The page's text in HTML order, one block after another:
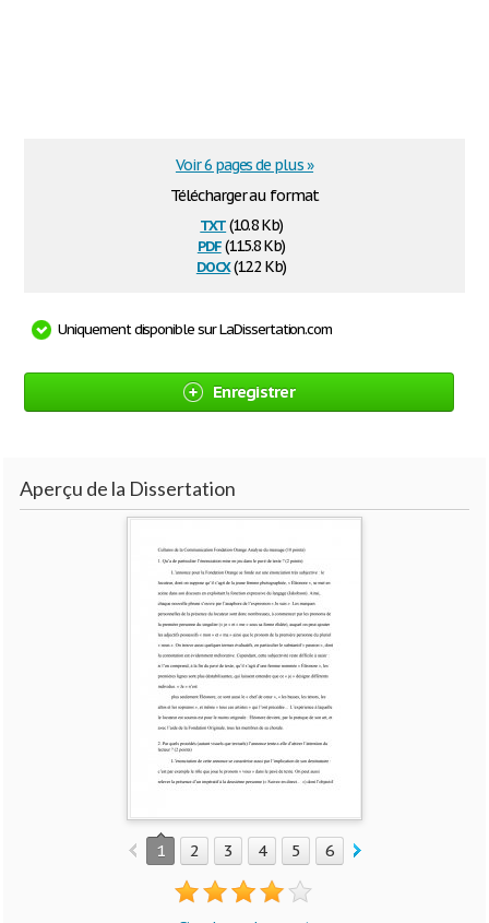
Télécharger au format
txt(10.8 Kb)
pdf(115.8 Kb)
docx(12.2 Kb)
Voir 6 pages de plus »
Uniquement disponible sur LaDissertation.com
Enregistrer
Aperçu de la Dissertation
1 2 3 4 5 6